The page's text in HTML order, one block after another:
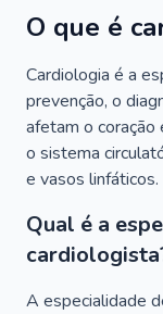
O que é
Cardiologia é a
prevenção, o
afetam o
o sistema
e vasos linfáticos.
Qual é a
A especialidade